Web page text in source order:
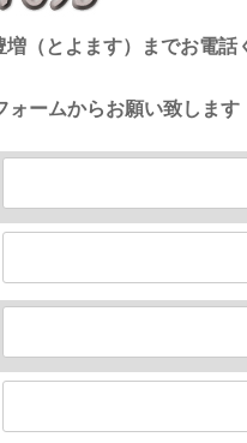
（とよます）までお電話
ォームからお願い致します